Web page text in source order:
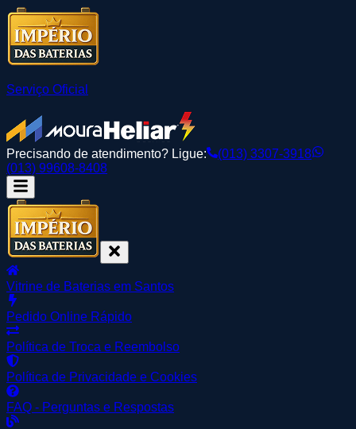
Serviço Oficial
Precisando de atendimento? Ligue:
(013) 3307-3918
(013) 99608-8408
Vitrine de Baterias em Santos
Pedido Online Rápido
Política de Troca e Reembolso
Política de Privacidade e Cookies
FAQ - Perguntas e Respostas